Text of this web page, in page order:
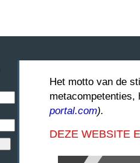
Het motto van de
metacompetenties,
portal.com).
DEZE WEBSITE